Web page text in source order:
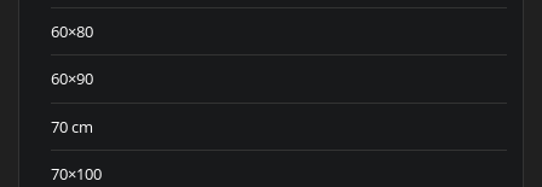
60×80
60×90
70 cm
70×100